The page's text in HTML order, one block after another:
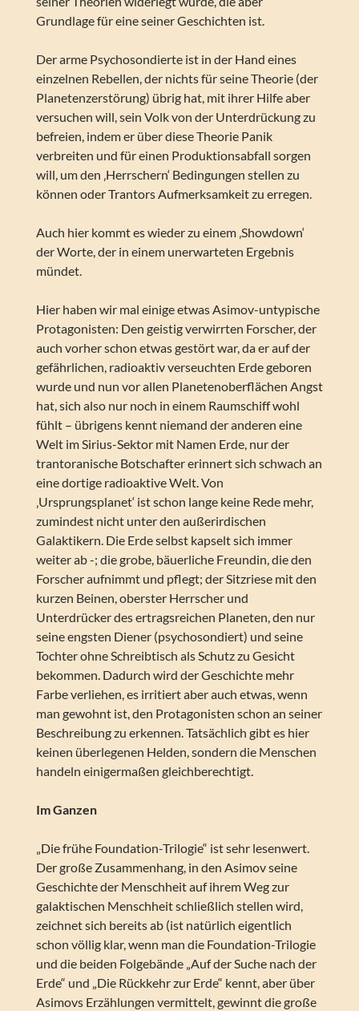
Grundlage für eine seiner Geschichten ist.
Der arme Psychosondierte ist in der Hand eines
einzelnen Rebellen, der nichts für seine Theorie (der
Planetenzerstörung) übrig hat, mit ihrer Hilfe aber
versuchen will, sein Volk von der Unterdrückung zu
befreien, indem er über diese Theorie Panik
verbreiten und für einen Produktionsabfall sorgen
will, um den ‚Herrschern‘ Bedingungen stellen zu
können oder Trantors Aufmerksamkeit zu erregen.
Auch hier kommt es wieder zu einem ‚Showdown‘
der Worte, der in einem unerwarteten Ergebnis
mündet.
Hier haben wir mal einige etwas Asimov-untypische
Protagonisten: Den geistig verwirrten Forscher, der
auch vorher schon etwas gestört war, da er auf der
gefährlichen, radioaktiv verseuchten Erde geboren
wurde und nun vor allen Planetenoberflächen Angst
hat, sich also nur noch in einem Raumschiff wohl
fühlt – übrigens kennt niemand der anderen eine
Welt im Sirius-Sektor mit Namen Erde, nur der
trantoranische Botschafter erinnert sich schwach an
eine dortige radioaktive Welt. Von
‚Ursprungsplanet‘ ist schon lange keine Rede mehr,
zumindest nicht unter den außerirdischen
Galaktikern. Die Erde selbst kapselt sich immer
weiter ab -; die grobe, bäuerliche Freundin, die den
Forscher aufnimmt und pflegt; der Sitzriese mit den
kurzen Beinen, oberster Herrscher und
Unterdrücker des ertragsreichen Planeten, den nur
seine engsten Diener (psychosondiert) und seine
Tochter ohne Schreibtisch als Schutz zu Gesicht
bekommen. Dadurch wird der Geschichte mehr
Farbe verliehen, es irritiert aber auch etwas, wenn
man gewohnt ist, den Protagonisten schon an seiner
Beschreibung zu erkennen. Tatsächlich gibt es hier
keinen überlegenen Helden, sondern die Menschen
handeln einigermaßen gleichberechtigt.
Im Ganzen
„Die frühe Foundation-Trilogie“ ist sehr lesenwert.
Der große Zusammenhang, in den Asimov seine
Geschichte der Menschheit auf ihrem Weg zur
galaktischen Menschheit schließlich stellen wird,
zeichnet sich bereits ab (ist natürlich eigentlich
schon völlig klar, wenn man die Foundation-Trilogie
und die beiden Folgebände „Auf der Suche nach der
Erde“ und „Die Rückkehr zur Erde“ kennt, aber über
Asimovs Erzählungen vermittelt, gewinnt die große